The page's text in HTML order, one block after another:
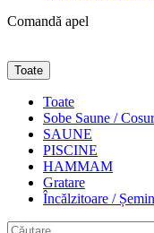
Comandă apel
Toate
Toate
Sobe Saune /
SAUNE
PISCINE
HAMMAM
Gratare
Încălzitoare /